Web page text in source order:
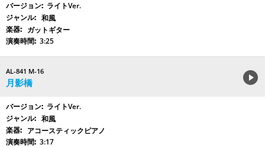
ライトVer.
和風
ガットギター
3:25
AL-841 M-16
月影橋
ライトVer.
和風
アコースティックピアノ
3:17